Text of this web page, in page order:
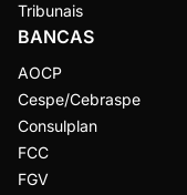
Tribunais
BANCAS
AOCP
Cespe/Cebraspe
Consulplan
FCC
FGV